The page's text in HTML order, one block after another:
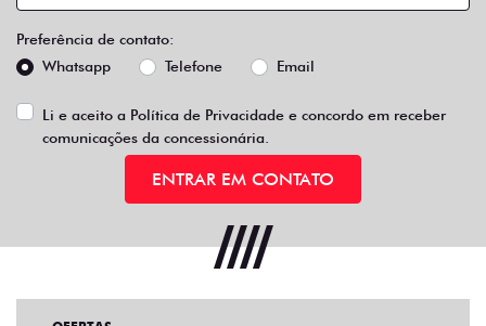
Preferência de contato:
Whatsapp
Telefone Email
Li e aceito a Política de Privacidade e concordo em receber
comunicações da concessionária.
ENTRAR EM CONTATO